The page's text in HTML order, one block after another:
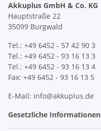
Akkuplus GmbH & Co. KG
Hauptstraße 22
35099 Burgwald
Tel.: +49 6452 - 57 42 90 3
Tel.: +49 6452 - 93 16 13 3
Tel.: +49 6452 - 93 16 13 4
Fax: +49 6452 - 93 16 13 5
E-Mail: info@akkuplus.de
Gesetzliche Informationen